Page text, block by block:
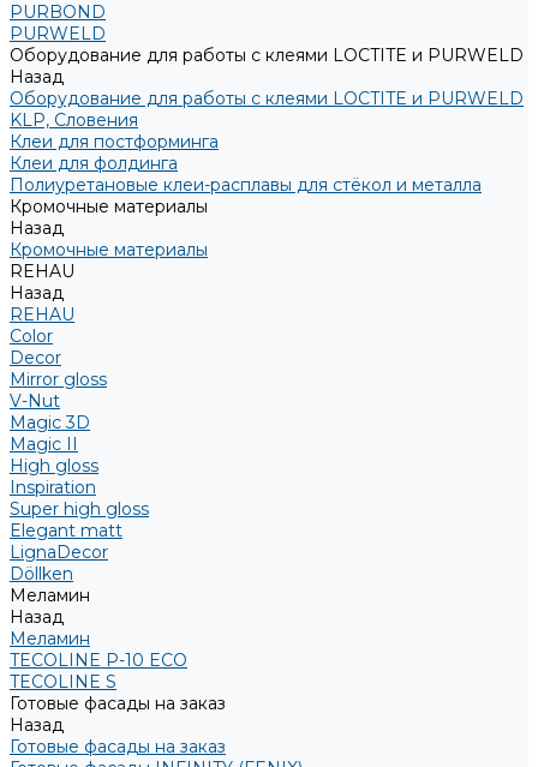
PURBOND
PURWELD
Оборудование для работы с клеями LOCTITE и PURWELD
Назад
Оборудование для работы с клеями LOCTITE и PURWELD
KLP, Словения
Клеи для постформинга
Клеи для фолдинга
Полиуретановые клеи-расплавы для стёкол и металла
Кромочные материалы
Назад
Кромочные материалы
REHAU
Назад
REHAU
Color
Decor
Mirror gloss
V-Nut
Magic 3D
Magic II
High gloss
Inspiration
Super high gloss
Elegant matt
LignaDecor
Döllken
Меламин
Назад
Меламин
TECOLINE P-10 ECO
TECOLINE S
Готовые фасады на заказ
Назад
Готовые фасады на заказ